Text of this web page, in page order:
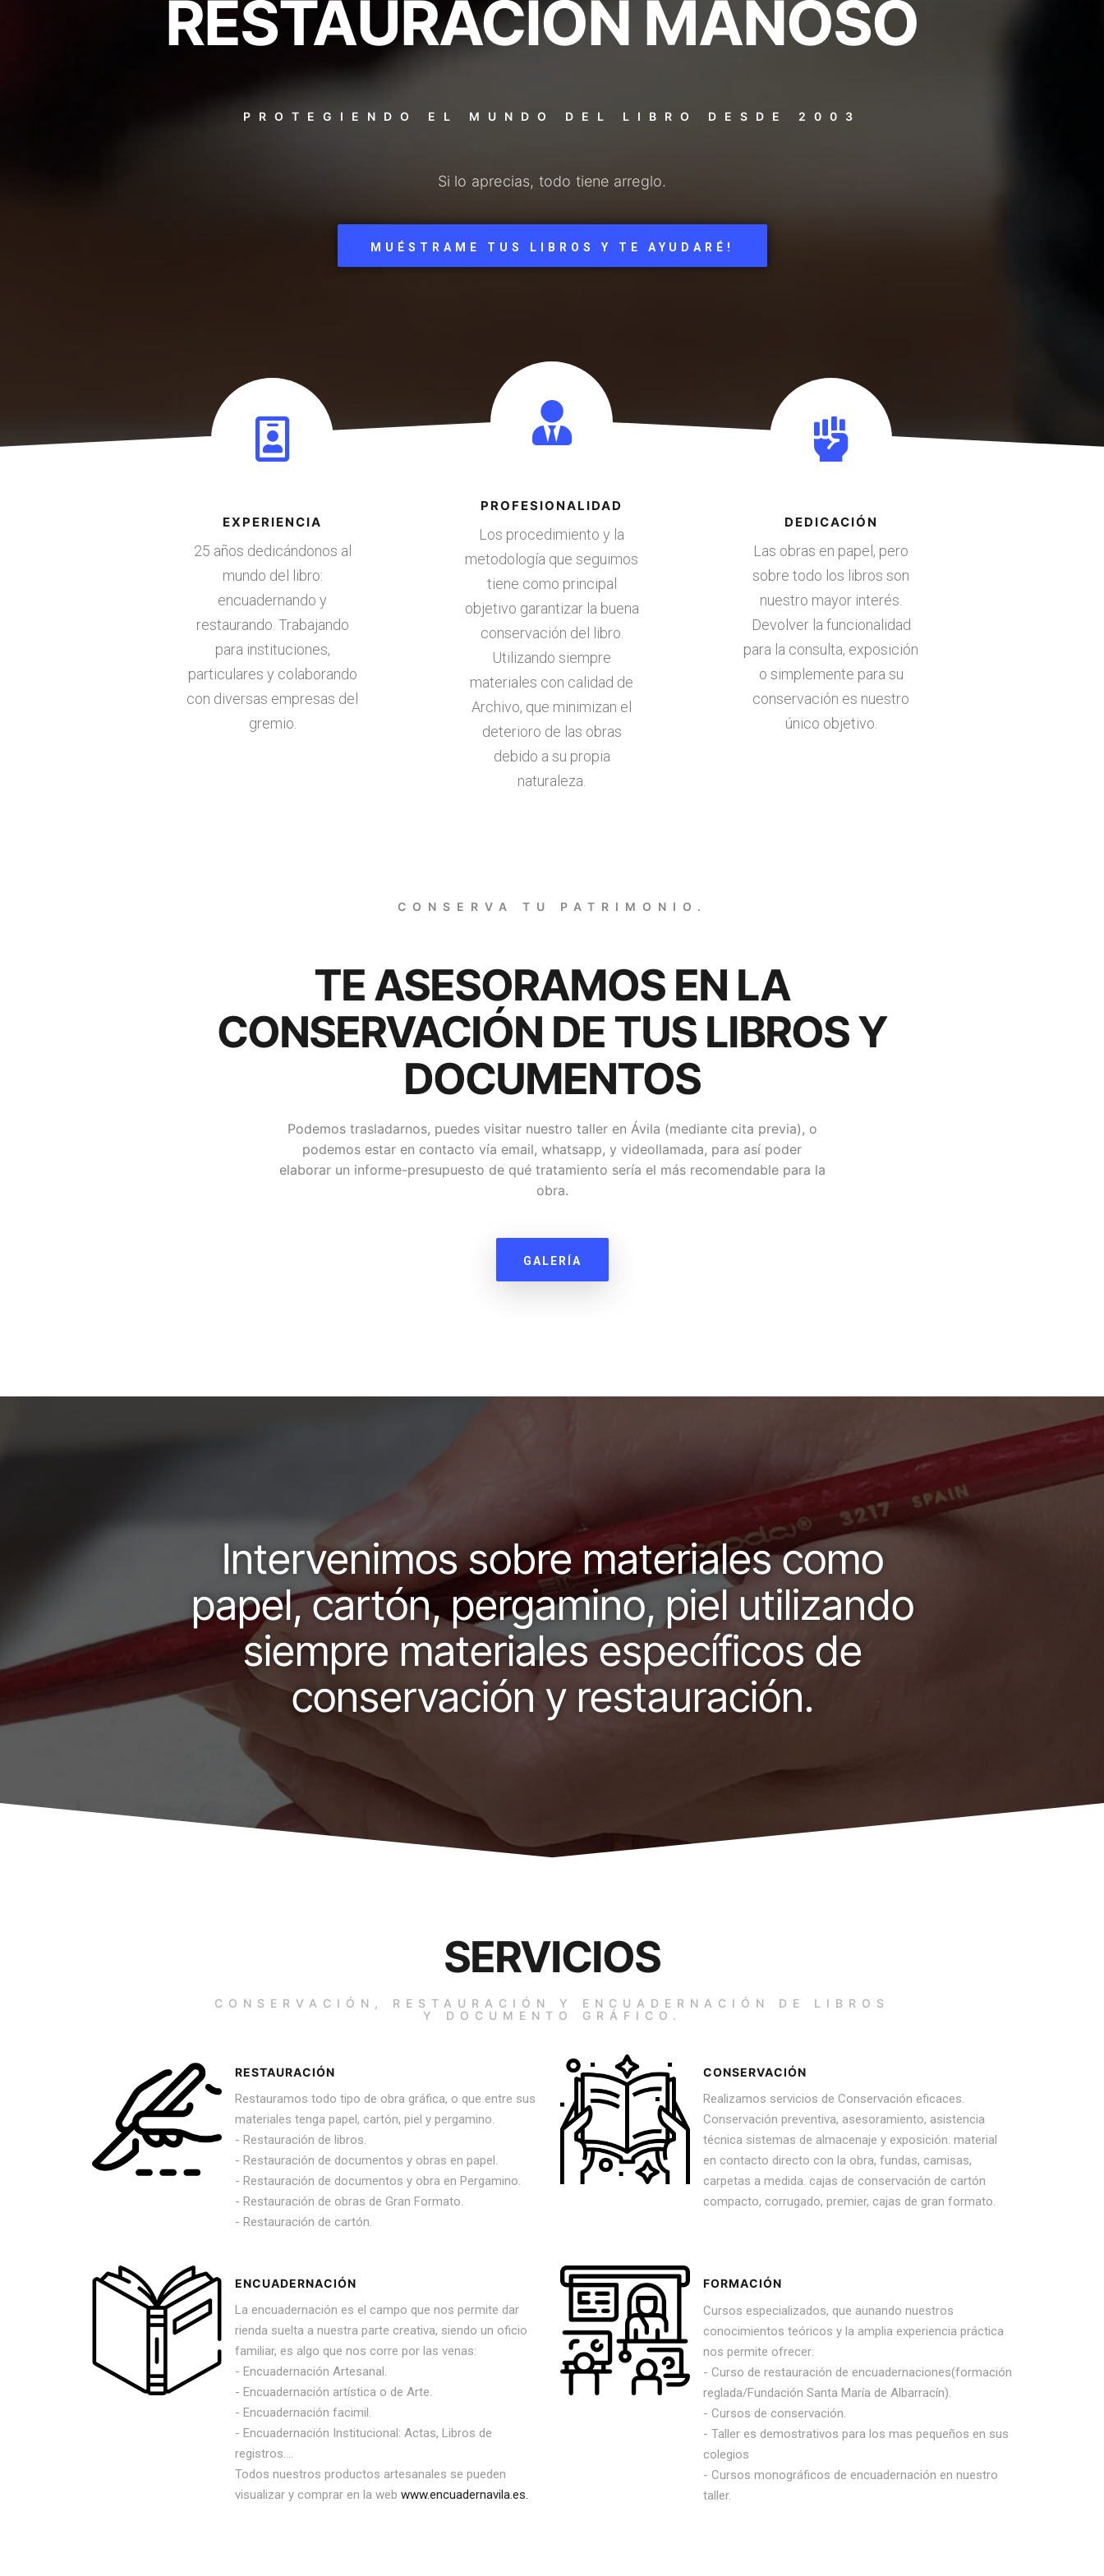
RESTAURACIÓN MAÑOSO
PROTEGIENDO EL MUNDO DEL LIBRO DESDE 2003
Si lo aprecias, todo tiene arreglo.
MUÉSTRAME TUS LIBROS Y TE AYUDARÉ!
EXPERIENCIA
25 años dedicándonos al
mundo del libro:
encuadernando y
restaurando. Trabajando
para instituciones,
particulares y colaborando
con diversas empresas del
gremio.
PROFESIONALIDAD
Los procedimiento y la
metodología que seguimos
tiene como principal
objetivo garantizar la buena
conservación del libro.
Utilizando siempre
materiales con calidad de
Archivo, que minimizan el
deterioro de las obras
debido a su propia
naturaleza.
DEDICACIÓN
Las obras en papel, pero
sobre todo los libros son
nuestro mayor interés.
Devolver la funcionalidad
para la consulta, exposición
o simplemente para su
conservación es nuestro
único objetivo.
CONSERVA TU PATRIMONIO.
TE ASESORAMOS EN LA
CONSERVACIÓN DE TUS LIBROS Y
DOCUMENTOS
Podemos trasladarnos, puedes visitar nuestro taller en Ávila (mediante cita previa), o
podemos estar en contacto vía email, whatsapp, y videollamada, para así poder
elaborar un informe-presupuesto de qué tratamiento sería el más recomendable para la
obra.
GALERÍA
Intervenimos sobre materiales como
papel, cartón, pergamino, piel utilizando
siempre materiales específicos de
conservación y restauración.
SERVICIOS
CONSERVACIÓN, RESTAURACIÓN Y ENCUADERNACIÓN DE LIBROS
Y DOCUMENTO GRÁFICO.
RESTAURACIÓN
Restauramos todo tipo de obra gráfica, o que entre sus
materiales tenga papel, cartón, piel y pergamino.
- Restauración de libros.
- Restauración de documentos y obras en papel.
- Restauración de documentos y obra en Pergamino.
- Restauración de obras de Gran Formato.
- Restauración de cartón.
CONSERVACIÓN
Realizamos servicios de Conservación eficaces.
Conservación preventiva, asesoramiento, asistencia
técnica sistemas de almacenaje y exposición. material
en contacto directo con la obra, fundas, camisas,
carpetas a medida. cajas de conservación de cartón
compacto, corrugado, premier, cajas de gran formato.
ENCUADERNACIÓN
La encuadernación es el campo que nos permite dar
rienda suelta a nuestra parte creativa, siendo un oficio
familiar, es algo que nos corre por las venas:
- Encuadernación Artesanal.
- Encuadernación artística o de Arte.
- Encuadernación facimil.
- Encuadernación Institucional: Actas, Libros de
registros....
Todos nuestros productos artesanales se pueden
visualizar y comprar en la web www.encuadernavila.es.
FORMACIÓN
Cursos especializados, que aunando nuestros
conocimientos teóricos y la amplia experiencia práctica
nos permite ofrecer:
- Curso de restauración de encuadernaciones(formación
reglada/Fundación Santa María de Albarracín).
- Cursos de conservación.
- Taller es demostrativos para los mas pequeños en sus
colegios
- Cursos monográficos de encuadernación en nuestro
taller.